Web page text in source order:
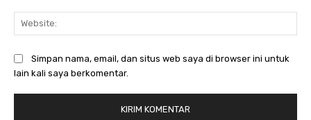
Simpan nama, email, dan situs web saya di browser ini untuk
lain kali saya berkomentar.